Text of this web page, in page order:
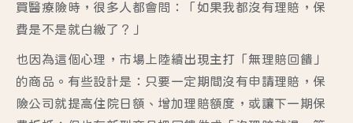
買醫療險時，很多人都會問：「如果我都沒有理賠，保
費是不是就白繳了？」
也因為這個心理，市場上陸續出現主打「無理賠回饋」
的商品。有些設計是：只要一定期間沒有申請理賠，保
險公司就提高住院日額、增加理賠額度，或讓下一期保